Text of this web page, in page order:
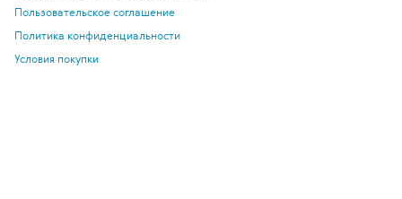
Пользовательское соглашение
Политика конфиденциальности
Условия покупки